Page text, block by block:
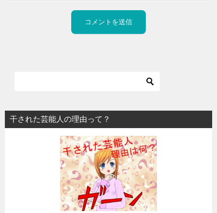
干された芸能人の理由って？